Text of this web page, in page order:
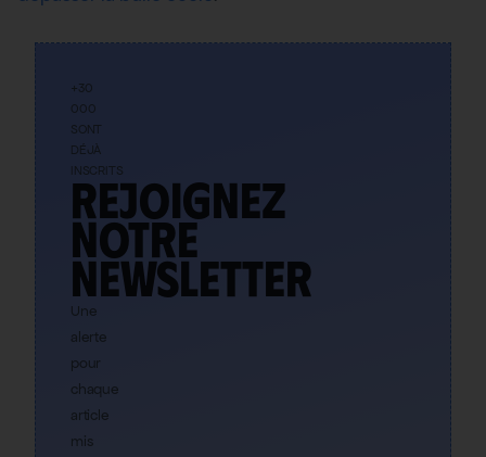
+30
000
SONT
DÉJÀ
INSCRITS
Rejoignez
notre
newsletter
Une
alerte
pour
chaque
article
mis